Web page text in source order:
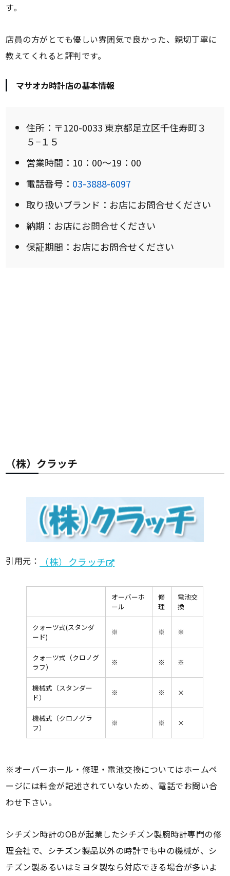
す。
店員の方がとても優しい雰囲気で良かった、親切丁寧に
教えてくれると評判です。
マサオカ時計店の基本情報
住所：〒120-0033 東京都足立区千住寿町３
５−１５
営業時間：10：00～19：00
電話番号： 03-3888-6097
取り扱いブランド：お店にお問合せください
納期：お店にお問合せください
保証期間：お店にお問合せください
（株）クラッチ
引用元： （株）クラッチ
オーバーホ
ール
修
理
電池交
換
クォーツ式(スタンダ
ード)
※ ※ ※
クォーツ式（クロノグ
ラフ）
※ ※ ※
機械式（スタンダー
ド）
※ ※ ×
機械式（クロノグラ
フ）
※ ※ ×
※オーバーホール・修理・電池交換についてはホームペ
ージには料金が記述されていないため、電話でお問い合
わせ下さい。
シチズン時計のOBが起業したシチズン製腕時計専門の修
理会社で、シチズン製品以外の時計でも中の機械が、シ
チズン製あるいはミヨタ製なら対応できる場合が多いよ